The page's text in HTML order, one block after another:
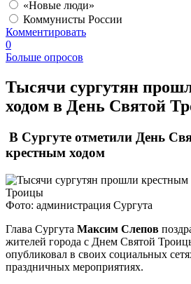
«Новые люди»
Коммунисты России
Комментировать
0
Больше опросов
Тысячи сургутян
ходом в День Святой
В Сургуте отметили День
крестным ходом
Фото: администрация Сургута
Глава Сургута Максим Слепов
жителей города с Днем Святой
опубликовал в своих социальных
праздничных мероприятиях.